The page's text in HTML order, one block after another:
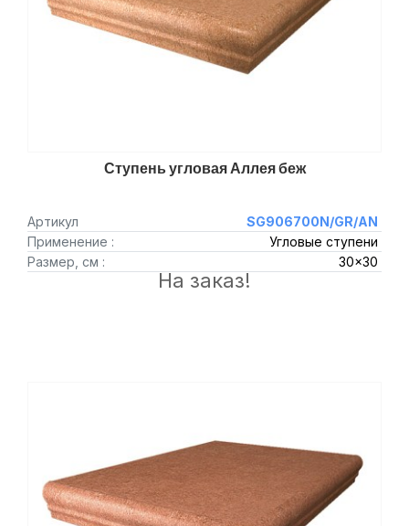
Ступень угловая Аллея беж
Артикул
SG906700N/GR/AN
Применение :
Угловые ступени
Размер, см :
30x30
На заказ!